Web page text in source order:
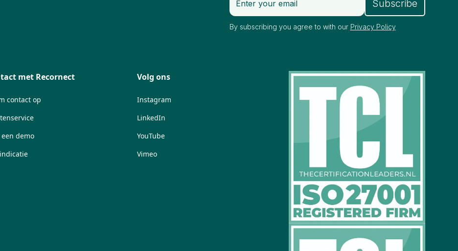
By subscribing you agree to with our Privacy Policy
met Recornect
contact op
een demo
Volg ons
Instagram
LinkedIn
YouTube
Vimeo